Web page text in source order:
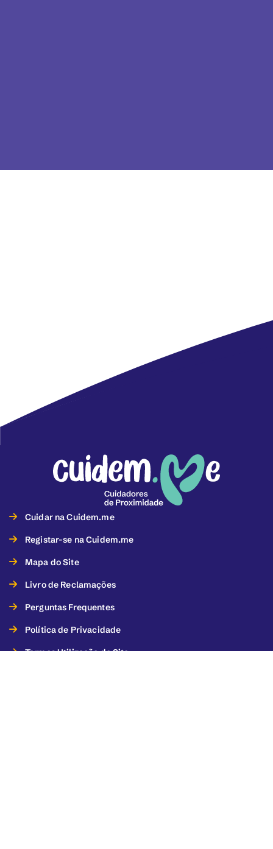
Cuidar na Cuidem.me
Registar-se na Cuidem.me
Mapa do Site
Livro de Reclamações
Perguntas Frequentes
Política de Privacidade
Termos Utilização do Site